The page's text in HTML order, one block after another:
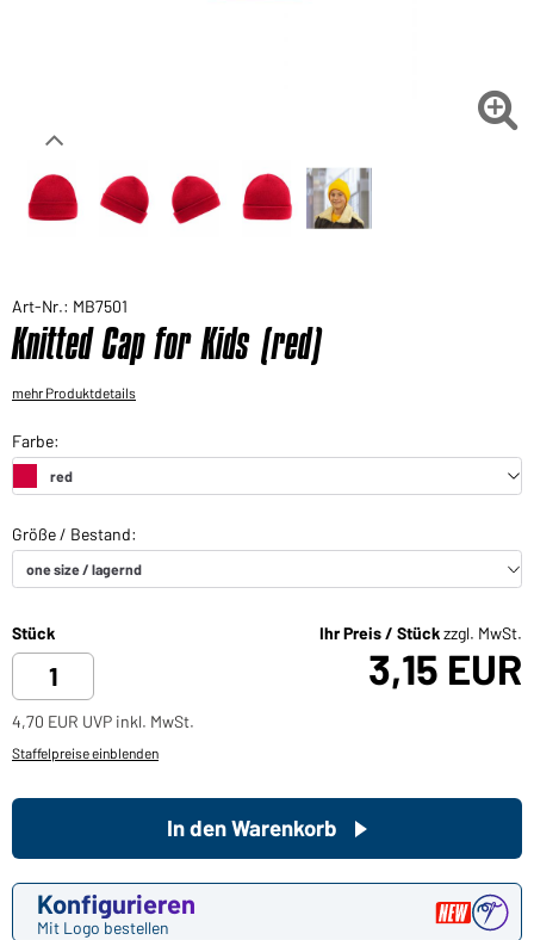

Art-Nr.: MB7501
Knitted Cap for Kids (red)
mehr Produktdetails
Stück Ihr Preis / Stückzzgl. MwSt.
3,15 EUR
4,70 EUR UVP inkl. MwSt.
Staffelpreise einblenden
Konfigurieren
Mit Logo bestellen
In den Warenkorb